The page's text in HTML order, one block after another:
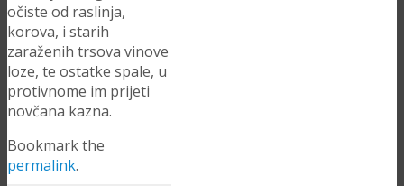
očiste od raslinja,
korova, i starih
zaraženih trsova vinove
loze, te ostatke spale, u
protivnome im prijeti
novčana kazna.
Bookmark the
permalink.